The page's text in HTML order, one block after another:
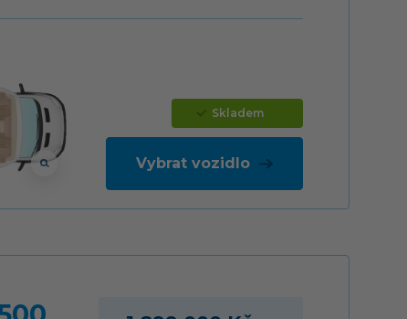
Skladem
Vybrat vozidlo